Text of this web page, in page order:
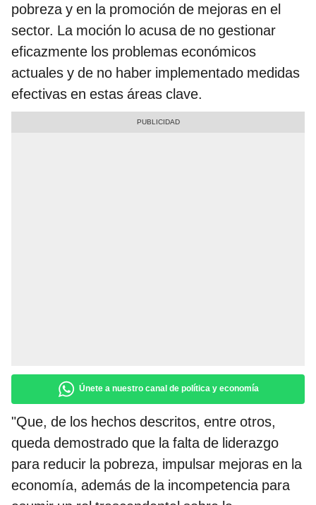
pobreza y en la promoción de mejoras en el
sector. La moción lo acusa de no gestionar
eficazmente los problemas económicos
actuales y de no haber implementado medidas
efectivas en estas áreas clave.
Únete a nuestro canal de política y economía
"Que, de los hechos descritos, entre otros,
queda demostrado que la falta de liderazgo
para reducir la pobreza, impulsar mejoras en la
economía, además de la incompetencia para